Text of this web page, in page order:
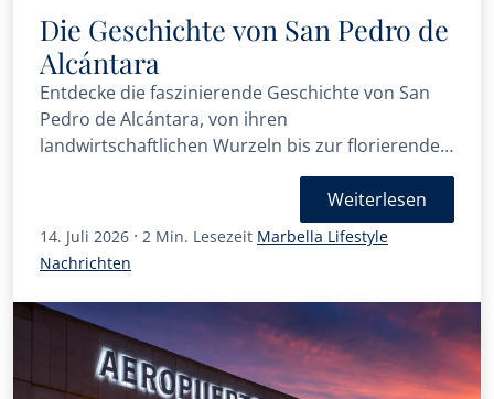
Die Geschichte von San Pedro de
Alcántara
Entdecke die faszinierende Geschichte von San
Pedro de Alcántara, von ihren
landwirtschaftlichen Wurzeln bis zur florierenden
Weiterlesen
14. Juli 2026 · 2 Min. Lesezeit Marbella Lifestyle
Nachrichten